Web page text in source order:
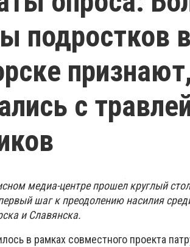
подростков в
с
медиа-центре прошел круглый
шаг к преодолению насилия
и Славянска.
в рамках совместного проекта